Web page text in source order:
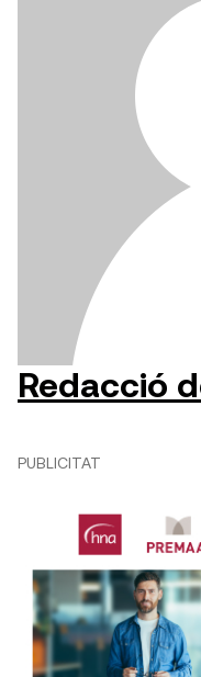
Redacció
PUBLICITAT